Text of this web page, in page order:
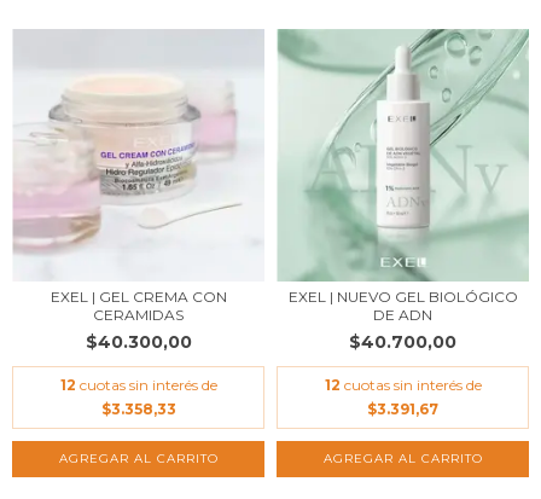
EXEL | GEL CREMA CON
CERAMIDAS
$40.300,00
12 cuotas sin interés de
$3.358,33
AGREGAR AL CARRITO
EXEL | NUEVO GEL BIOLÓGICO
DE ADN
$40.700,00
12 cuotas sin interés de
$3.391,67